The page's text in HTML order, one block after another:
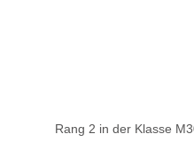
Rang 2 in der Klasse